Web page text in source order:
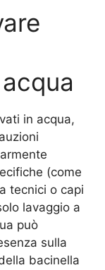
in acqua,
(come
tecnici o capi
lavaggio a
può
sulla
bacinella